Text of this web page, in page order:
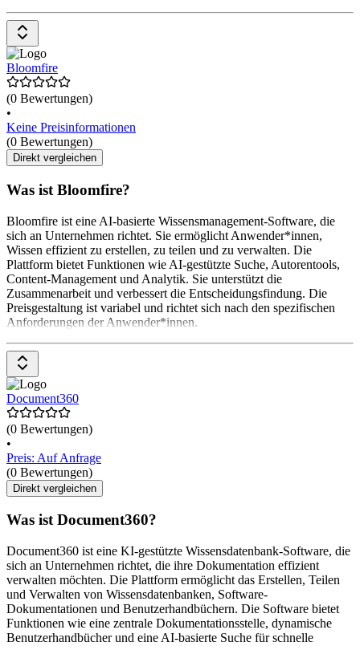
Bloomfire
(0 Bewertungen)
•
Keine Preisinformationen
(0 Bewertungen)
Direkt vergleichen
Was ist Bloomfire?
Bloomfire ist eine AI-basierte Wissensmanagement-Software, die
sich an Unternehmen richtet. Sie ermöglicht Anwender*innen,
Wissen effizient zu erstellen, zu teilen und zu verwalten. Die
Plattform bietet Funktionen wie AI-gestützte Suche, Autorentools,
Content-Management und Analytik. Sie unterstützt die
Zusammenarbeit und verbessert die Entscheidungsfindung. Die
Preisgestaltung ist variabel und richtet sich nach den spezifischen
Anforderungen der Anwender*innen.
Document360
(0 Bewertungen)
•
Preis: Auf Anfrage
(0 Bewertungen)
Direkt vergleichen
Was ist Document360?
Document360 ist eine KI-gestützte Wissensdatenbank-Software, die
sich an Unternehmen richtet, die ihre Dokumentation effizient
verwalten möchten. Die Plattform ermöglicht das Erstellen, Teilen
und Verwalten von Wissensdatenbanken, Software-
Dokumentationen und Benutzerhandbüchern. Die Software bietet
Funktionen wie eine zentrale Dokumentationsstelle, dynamische
Benutzerhandbücher und eine AI-basierte Suche für schnelle